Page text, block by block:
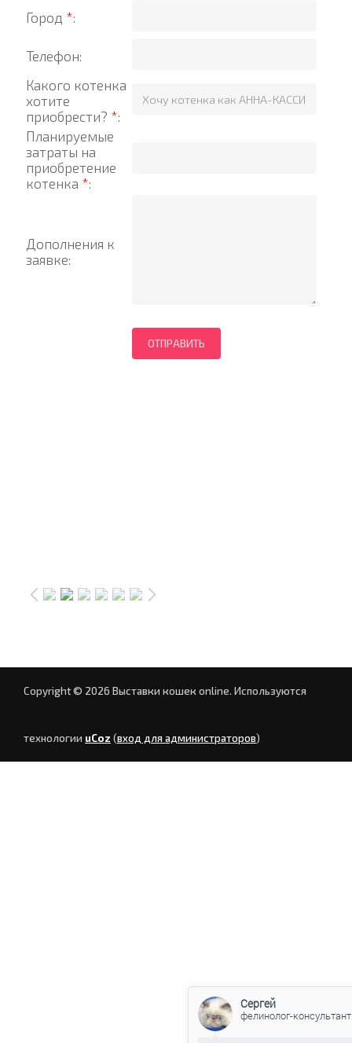
Город *:
Телефон:
Какого котенка
хотите
приобрести? *:
Планируемые
затраты на
приобретение
котенка *:
Дополнения к
заявке:
Copyright © 2026 Выставки кошек online. Используются
технологии uCoz (вход для администраторов)
Сергей
фелинолог-консультант